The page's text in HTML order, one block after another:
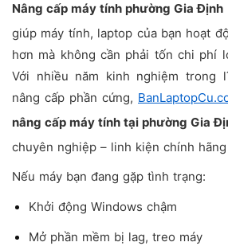
Nâng cấp máy tính phường Gia Định
giúp máy tính, laptop của bạn hoạt
hơn mà không cần phải tốn chi phí
Với nhiều năm kinh nghiệm trong
nâng cấp phần cứng,
nâng cấp máy tính tại phường Gia
chuyên nghiệp – linh kiện chính
Nếu máy bạn đang gặp tình trạng:
Khởi động Windows chậm
Mở phần mềm bị lag, treo máy